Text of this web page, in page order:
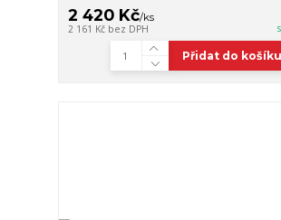
2 420 Kč/ks
2 161 Kč bez DPH
Přidat do košíku